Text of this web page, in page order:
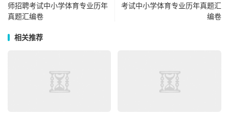
师招聘考试中小学体育专业历年
真题汇编卷
考试中小学体育专业历年真题汇
编卷
相关推荐